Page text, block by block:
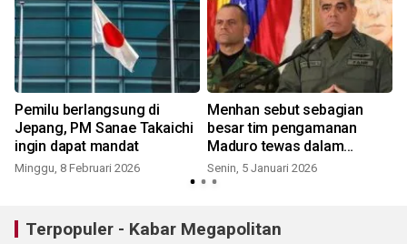
Pemilu berlangsung di
Jepang, PM Sanae Takaichi
ingin dapat mandat
Minggu, 8 Februari 2026
Menhan sebut sebagian
besar tim pengamanan
Maduro tewas dalam
operasi AS
Senin, 5 Januari 2026
Terpopuler - Kabar Megapolitan